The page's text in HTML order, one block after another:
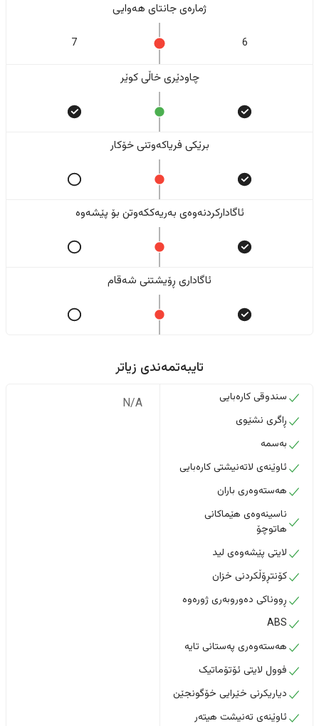
ژمارەی جانتای هەوایی
6
7
چاودێری خاڵی کوێر
برێکی فریاکەوتنی خۆکار
ئاگادارکردنەوەی بەریەککەوتن بۆ پێشەوە
ئاگاداری ڕۆیشتنی شەقام
تایبەتمەندی زیاتر
سندوقی کارەبایی
ڕاگری نشێوی
بەسمە
ئاوێنەی لاتەنیشتی کارەبایی
هەستەوەری باران
ناسینەوەی هێماکانی
هاتوچۆ
لایتی پێشەوەی لید
کۆنتڕۆڵکردنی خزان
ڕووناکی دەوروبەری ژورەوە
ABS
هەستەوەری پەستانی تایە
فوول لایتی ئۆتۆماتیک
دیاریکرنی خێرایی خۆگونجێن
ئاوێنەی تەنیشت هیتەر
N/A